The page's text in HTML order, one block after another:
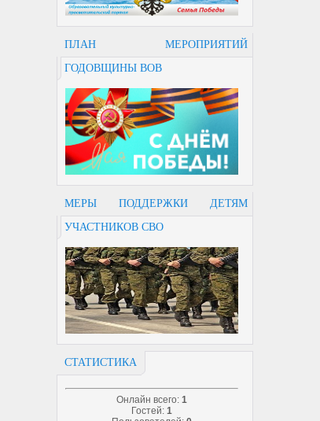
ПЛАН МЕРОПРИЯТИЙ
ГОДОВЩИНЫ ВОВ
МЕРЫ ПОДДЕРЖКИ ДЕТЯМ
УЧАСТНИКОВ СВО
СТАТИСТИКА
Онлайн всего: 1
Гостей: 1